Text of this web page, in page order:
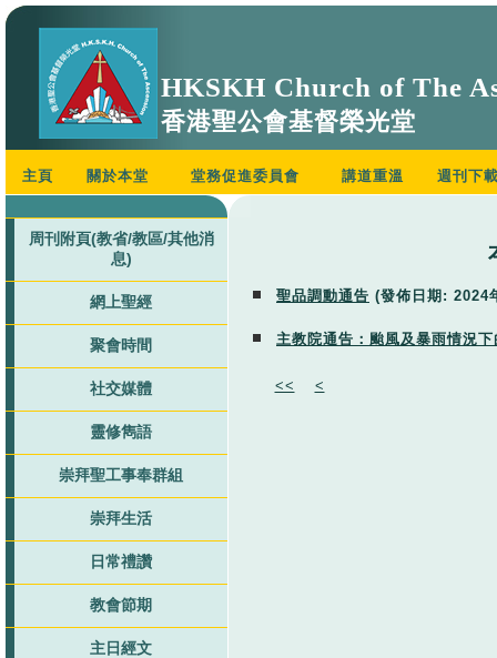
HKSKH Church of The
香港聖公會基督榮光堂
主頁 關於本堂 堂務促進委員會 講道重溫 週刊下
周刊附頁(教省/教區/其他消
息)
網上聖經
聚會時間
社交媒體
靈修雋語
崇拜聖工事奉群組
崇拜生活
日常禮讚
教會節期
主日經文
聖品調動通告 (發佈日期: 2024
主教院通告：颱風及暴雨情況
<< <